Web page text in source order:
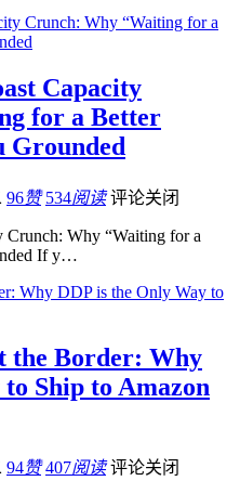
Capacity
for a Better
Grounded
96赞 534阅读 评论关闭
Crunch: Why “Waiting for a
If y…
the Border: Why
Ship to Amazon
94赞 407阅读 评论关闭